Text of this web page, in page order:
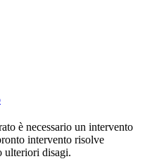
è necessario un intervento
intervento risolve
ulteriori disagi.